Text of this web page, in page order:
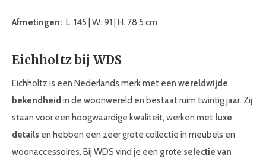
Afmetingen: L. 145 | W. 91 | H. 78.5 cm
Eichholtz bij WDS
Eichholtz is een Nederlands merk met een wereldwijde
bekendheid in de woonwereld en bestaat ruim twintig jaar. Zij
staan voor een hoogwaardige kwaliteit, werken met luxe
details en hebben een zeer grote collectie in meubels en
woonaccessoires. Bij WDS vind je een grote selectie van